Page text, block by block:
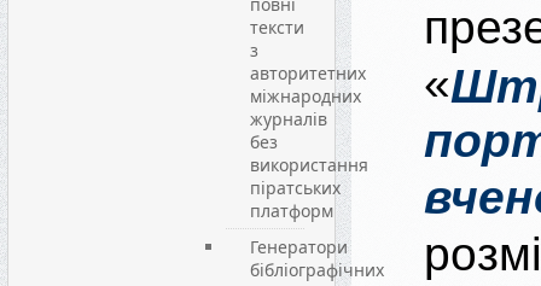
тексти
з
авторитетних
міжнародних
журналів
без
використання
піратських
платформ
Генератори
бібліографічних
«